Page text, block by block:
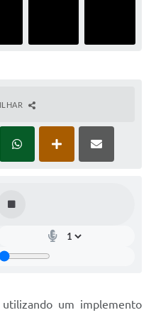
um implemento